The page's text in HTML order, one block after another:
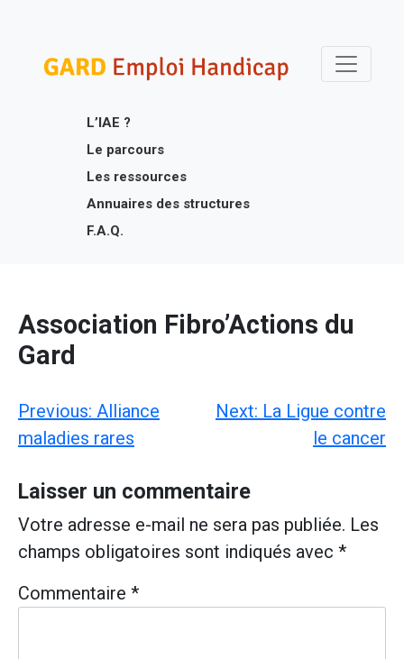
content
L’IAE ?
Le parcours
Les ressources
Annuaires des structures
F.A.Q.
Association Fibro’Actions du
Gard
Navigation
de
Previous: Alliance
maladies rares
Next: La Ligue contre
le cancer
Laisser un commentaire
Votre adresse e-mail ne sera pas publiée. Les
champs obligatoires sont indiqués avec *
Commentaire *